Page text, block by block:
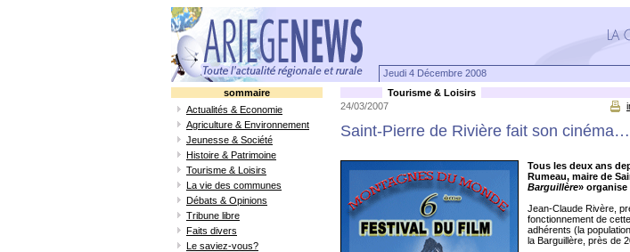
Jeudi 4 Décembre 2008
sommaire
Actualités & Economie
Agriculture & Environnement
Jeunesse & Société
Histoire & Patrimoine
Tourisme & Loisirs
La vie des communes
Débats & Opinions
Tribune libre
Faits divers
Le saviez-vous?
Tourisme & Loisirs
24/03/2007
Saint-Pierre de Rivière fait son
Tous les deux ans
Rumeau, maire de
Barguillère» organise
Jean-Claude Rivère,
fonctionnement de
adhérents (la
la Barguillère, près de